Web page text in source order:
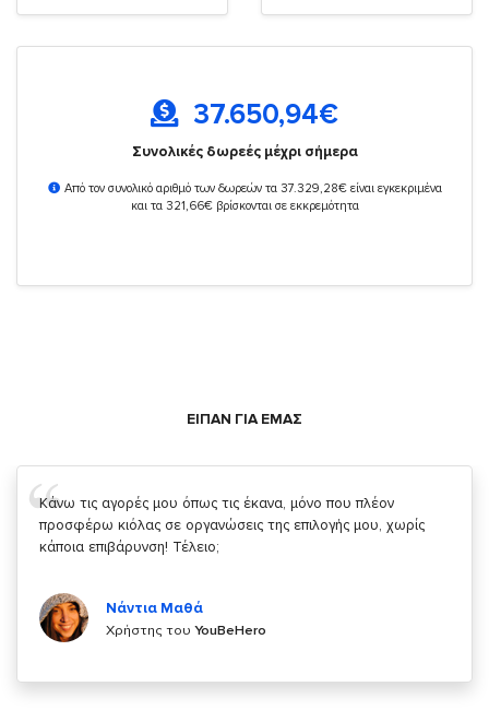
37.650,94€
Συνολικές δωρεές μέχρι σήμερα
Από τον συνολικό αριθμό των δωρεών τα 37.329,28€ είναι εγκεκριμένα
και τα 321,66€ βρίσκονται σε εκκρεμότητα
ΕΙΠΑΝ ΓΙΑ ΕΜΑΣ
Σας ευχαριστώ που μας δίνετε την δυνατότητα να κάνουμε
κάτι!
Χρήστης τουYouBeHero